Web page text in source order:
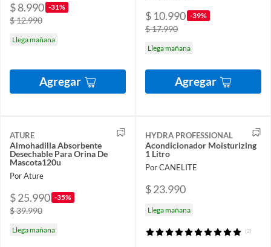
$ 8.990 -31%
$ 12.990
Llega mañana
Agregar
$ 10.990 -39%
$ 17.990
Llega mañana
Agregar
ATURE
Almohadilla Absorbente
Desechable Para Orina De
Mascota120u
Por Ature
$ 25.990 -35%
$ 39.990
Llega mañana
HYDRA PROFESSIONAL
Acondicionador Moisturizing
1 Litro
Por CANELITE
$ 23.990
Llega mañana
(2)